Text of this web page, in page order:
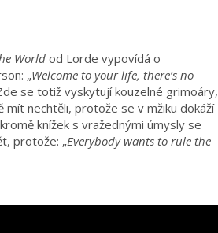
World od Lorde vypovídá o
„Welcome to your life, there’s no
se totiž vyskytují kouzelné grimoáry,
nechtěli, protože se v mžiku dokáží
knížek s vražednými úmysly se
protože: „Everybody wants to rule the